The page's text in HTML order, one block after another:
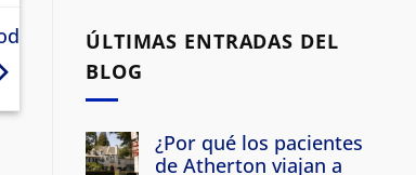
ÚLTIMAS ENTRADAS DEL
BLOG
¿Por qué los pacientes
de Atherton viajan a